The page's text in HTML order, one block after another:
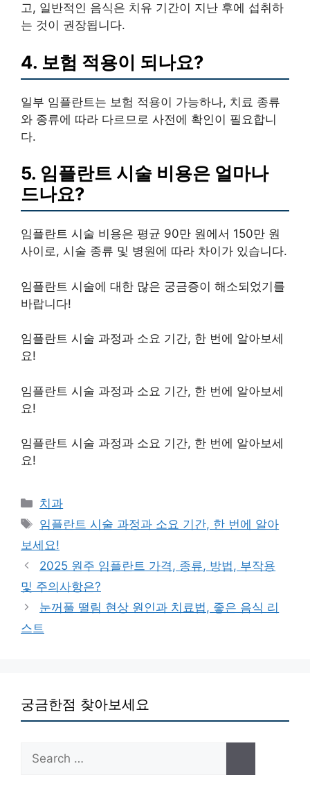
고, 일반적인 음식은 치유 기간이 지난 후에 섭취하
는 것이 권장됩니다.
4. 보험 적용이 되나요?
일부 임플란트는 보험 적용이 가능하나, 치료 종류
와 종류에 따라 다르므로 사전에 확인이 필요합니
다.
5. 임플란트 시술 비용은 얼마나
드나요?
임플란트 시술 비용은 평균 90만 원에서 150만 원
사이로, 시술 종류 및 병원에 따라 차이가 있습니다.
임플란트 시술에 대한 많은 궁금증이 해소되었기를
바랍니다!
임플란트 시술 과정과 소요 기간, 한 번에 알아보세
요!
임플란트 시술 과정과 소요 기간, 한 번에 알아보세
요!
임플란트 시술 과정과 소요 기간, 한 번에 알아보세
요!
Categories
치과
Tags
임플란트 시술 과정과 소요 기간, 한 번에 알아
보세요!
2025 원주 임플란트 가격, 종류, 방법, 부작용
및 주의사항은?
눈꺼풀 떨림 현상 원인과 치료법, 좋은 음식 리
스트
궁금한점 찾아보세요
Search
for: